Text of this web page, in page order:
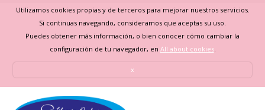
Utilizamos cookies propias y de terceros para mejorar nuestros servicios.
Si continuas navegando, consideramos que aceptas su uso.
Puedes obtener más información, o bien conocer cómo cambiar la
configuración de tu navegador, en All about cookies.
x